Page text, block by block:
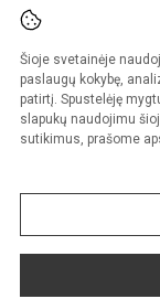
Šioje svetainėje
paslaugų kokybę,
patirtį. Spustelėję
slapukų naudojimu
sutikimus, prašome
© 2023. Kauno r.
Kopijuoti turinį be
Sumanus